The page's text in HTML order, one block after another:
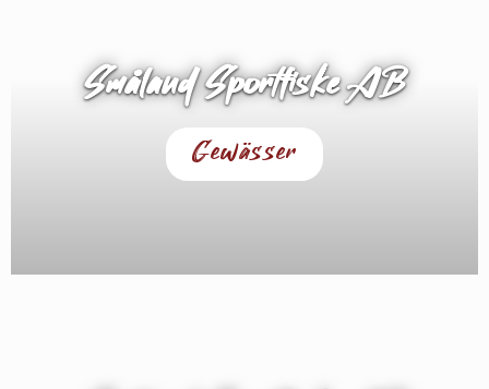
Småland Sportfiske AB
Gewässer